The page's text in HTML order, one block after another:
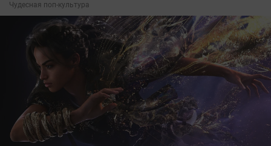
Чудесная поп-культура